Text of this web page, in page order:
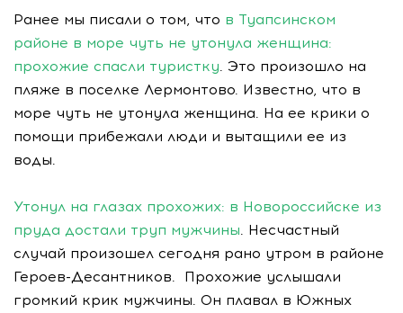
Ранее мы писали о том, что в Туапсинском
районе в море чуть не утонула женщина:
прохожие спасли туристку. Это произошло на
пляже в поселке Лермонтово. Известно, что в
море чуть не утонула женщина. На ее крики о
помощи прибежали люди и вытащили ее из
воды.
Утонул на глазах прохожих: в Новороссийске из
пруда достали труп мужчины. Несчастный
случай произошел сегодня рано утром в районе
Героев-Десантников. Прохожие услышали
громкий крик мужчины. Он плавал в Южных